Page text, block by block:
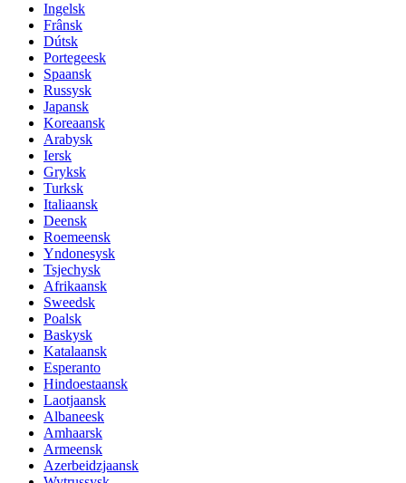
Ingelsk
Frânsk
Dútsk
Portegeesk
Spaansk
Russysk
Japansk
Koreaansk
Arabysk
Iersk
Gryksk
Turksk
Italiaansk
Deensk
Roemeensk
Yndonesysk
Tsjechysk
Afrikaansk
Sweedsk
Poalsk
Baskysk
Katalaansk
Esperanto
Hindoestaansk
Laotjaansk
Albaneesk
Amhaarsk
Armeensk
Azerbeidzjaansk